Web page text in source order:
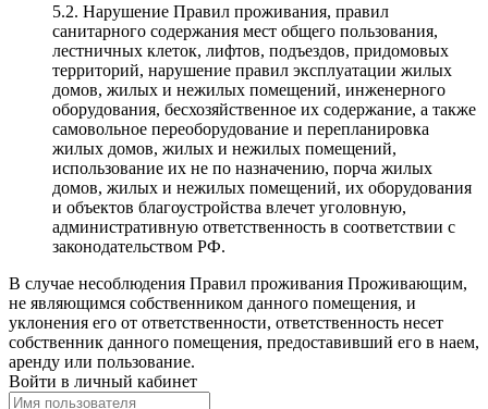
5.2. Нарушение Правил проживания, правил
санитарного содержания мест общего пользования,
лестничных клеток, лифтов, подъездов, придомовых
территорий, нарушение правил эксплуатации жилых
домов, жилых и нежилых помещений, инженерного
оборудования, бесхозяйственное их содержание, а также
самовольное переоборудование и перепланировка
жилых домов, жилых и нежилых помещений,
использование их не по назначению, порча жилых
домов, жилых и нежилых помещений, их оборудования
и объектов благоустройства влечет уголовную,
административную ответственность в соответствии с
законодательством РФ.
В случае несоблюдения Правил проживания Проживающим,
не являющимся собственником данного помещения, и
уклонения его от ответственности, ответственность несет
собственник данного помещения, предоставивший его в наем,
аренду или пользование.
Войти в личный кабинет